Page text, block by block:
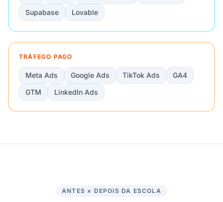
Supabase
Lovable
TRÁFEGO PAGO
Meta Ads Google Ads TikTok Ads
GA4
GTM
LinkedIn Ads
ANTES × DEPOIS DA ESCOLA